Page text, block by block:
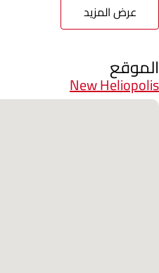
عرض المزيد
الموقع
New Heliopolis